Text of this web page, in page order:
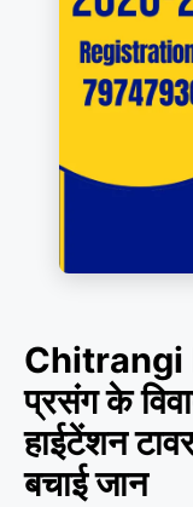
Chitrangi
प्रसंग के
हाईटेंशन
बचाई जान